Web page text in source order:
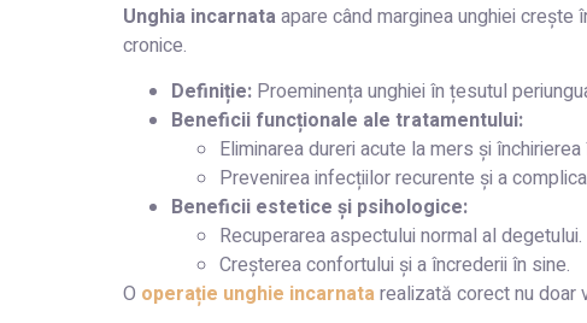
Unghia incarnataapare când marginea unghiei
cronice.
Definiție: Proeminența unghiei în țesutul
Beneficii funcționale ale tratamentului:
Eliminarea dureri acute la mers și
Prevenirea infecțiilor recurente și a
Beneficii estetice și psihologice:
Recuperarea aspectului normal al degetului.
Creșterea confortului și a încrederii în sine.
O operație unghie incarnatarealizată corect nu doar